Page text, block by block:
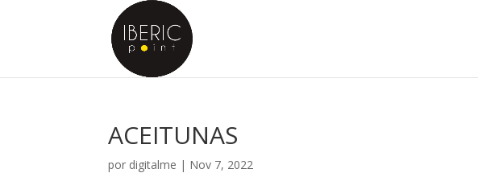
ACEITUNAS
por digitalme | Nov 7, 2022